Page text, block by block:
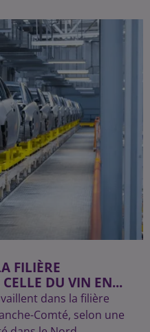
FILIÈRE
DU VIN EN...
dans la filière
Comté, selon une